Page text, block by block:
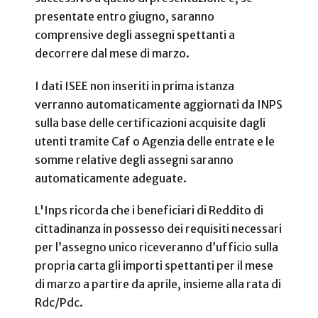
presentate entro giugno, saranno
comprensive degli assegni spettanti a
decorrere dal mese di marzo.
I dati ISEE non inseriti in prima istanza
verranno automaticamente aggiornati da INPS
sulla base delle certificazioni acquisite dagli
utenti tramite Caf o Agenzia delle entrate e le
somme relative degli assegni saranno
automaticamente adeguate.
L'Inps ricorda che i beneficiari di Reddito di
cittadinanza in possesso dei requisiti necessari
per l’assegno unico riceveranno d’ufficio sulla
propria carta gli importi spettanti per il mese
di marzo a partire da aprile, insieme alla rata di
Rdc/Pdc.